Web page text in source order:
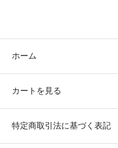
ホーム
カートを見る
特定商取引法に基づく表記